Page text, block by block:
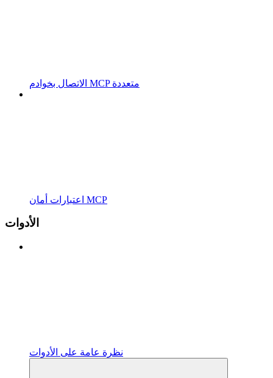
الاتصال بخوادم MCP متعددة
اعتبارات أمان MCP
الأدوات
نظرة عامة على الأدوات